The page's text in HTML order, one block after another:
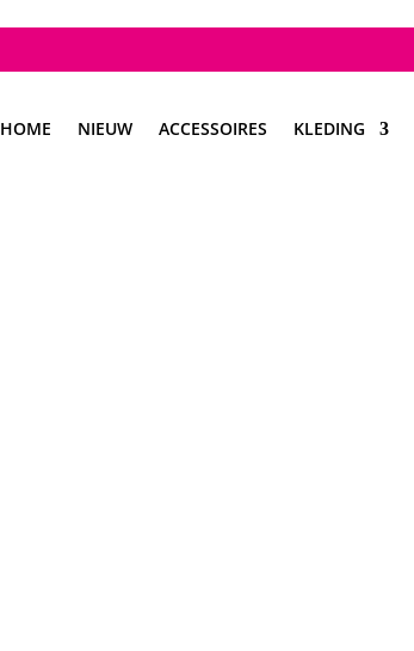
HOME NIEUW ACCESSOIRES KLEDING